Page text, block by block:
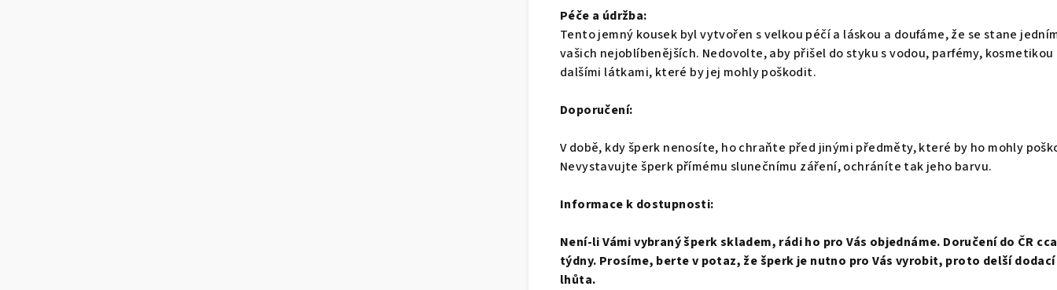
Péče a údržba:
Tento jemný kousek byl vytvořen s velkou péčí a láskou a doufáme, že se stane
vašich nejoblíbenějších. Nedovolte, aby přišel do styku s vodou, parfémy, kosmetikou
dalšími látkami, které by jej mohly poškodit.
Doporučení:
V době, kdy šperk nenosíte, ho chraňte před jinými předměty, které by ho mohly
Nevystavujte šperk přímému slunečnímu záření, ochráníte tak jeho barvu.
Informace k dostupnosti:
Není-li Vámi vybraný šperk skladem, rádi ho pro Vás objednáme. Doručení do ČR
týdny. Prosíme, berte v potaz, že šperk je nutno pro Vás vyrobit, proto delší dodací
lhůta.